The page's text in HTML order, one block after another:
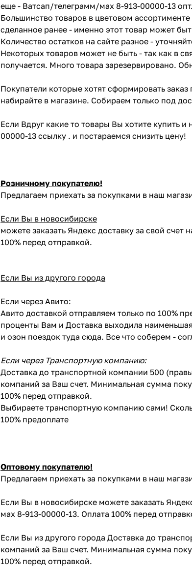
еще - Ватсап/телеграмм/мах 8-913-00000-13 опт.
Большинство товаров в цветовом
сделанное ранее - именно этот товар может
Количество остатков на сайте разное -
Некоторых товаров может не быть - так как в
получается. Много товара зарезервировано.
Покупатели которые хотят сформировать
набирайте в магазине. Собираем только под
Если Вдруг какие то товары Вы хотите купить
00000-13 ссылку . и постараемся снизить цену!
Розничному покупателю!
Предлагаем приехать за покупками в наш
Если Вы в новосибирске
можете заказать Яндекс доставку за свой
100% перед отправкой.
Если Вы из другого города
Если через Авито:
Авито доставкой отправляем только по 100%
проценты Вам и Доставка выходила
и озон поездок туда сюда. Все что соберем -
Если через Транспортную компанию:
Доставка до транспортной компании 500
компаний за Ваш счет. Минимальная сумма
100% перед отправкой.
Выбираете транспортную компанию сами!
100% предоплате
Оптовому покупателю!
Предлагаем приехать за покупками в наш
Если Вы в новосибирске можете заказать
мах 8-913-00000-13. Оплата 100% перед
Если Вы из другого города Доставка до
компаний за Ваш счет. Минимальная сумма
100% перед отправкой.